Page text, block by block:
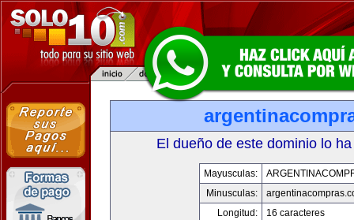
El dueño de este dominio lo
Mayusculas:
Minusculas:
Longitud:
16 caracteres